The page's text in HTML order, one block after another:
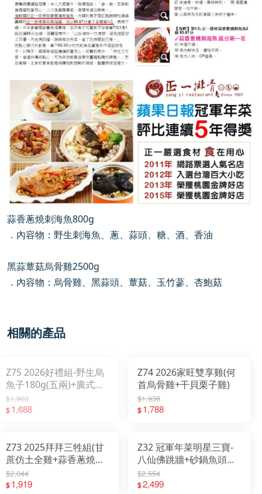
蒜香蔥燒刺海魚800g
．內容物：野生刺海魚、蔥、蒜頭、糖、酒、香油
黑蒜蕈菇烏骨雞2500g
．內容物：烏骨雞、黑蒜頭、蕈菇、玉竹蔘、杏鮑菇
相關的產品
Z75 2026好禮組-野生烏
魚子180g(五兩)+廣式臘
腸250g +精美提袋
$1,903
$1,688
Z74 2026家旺雙享雞(何
首烏骨雞+干貝栗子雞)
$1,938
$1,788
Z73 2025拜拜三牲組(甘
蔗仿土全雞+蒜香蔥燒刺
海魚+古味燒肉)
$2,044
$1,919
Z32 冠軍年菜明星三寶-
八仙佛跳牆+砂鍋魚頭
+黑蒜蕈菇烏骨雞
$2,554
$2,499